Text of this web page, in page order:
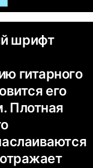
шрифт
гитарного
его
Плотная